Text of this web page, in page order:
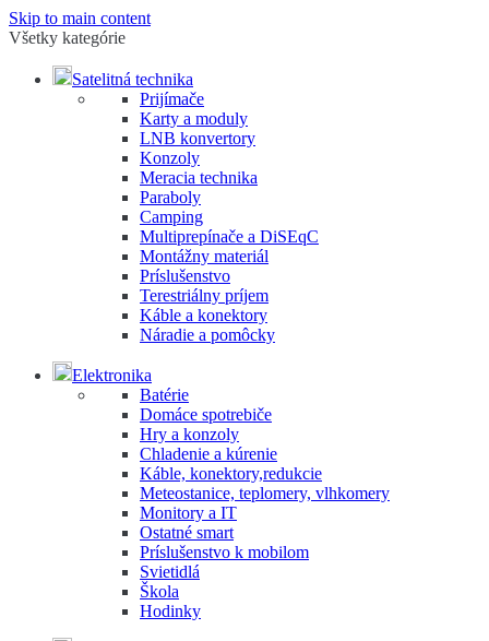
Skip to main content
Všetky kategórie
Satelitná technika
Prijímače
Karty a moduly
LNB konvertory
Konzoly
Meracia technika
Paraboly
Camping
Multiprepínače a DiSEqC
Montážny materiál
Príslušenstvo
Terestriálny príjem
Káble a konektory
Náradie a pomôcky
Elektronika
Batérie
Domáce spotrebiče
Hry a konzoly
Chladenie a kúrenie
Káble, konektory,redukcie
Meteostanice, teplomery, vlhkomery
Monitory a IT
Ostatné smart
Príslušenstvo k mobilom
Svietidlá
Škola
Hodinky